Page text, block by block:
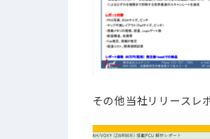
その他当社リリースレ